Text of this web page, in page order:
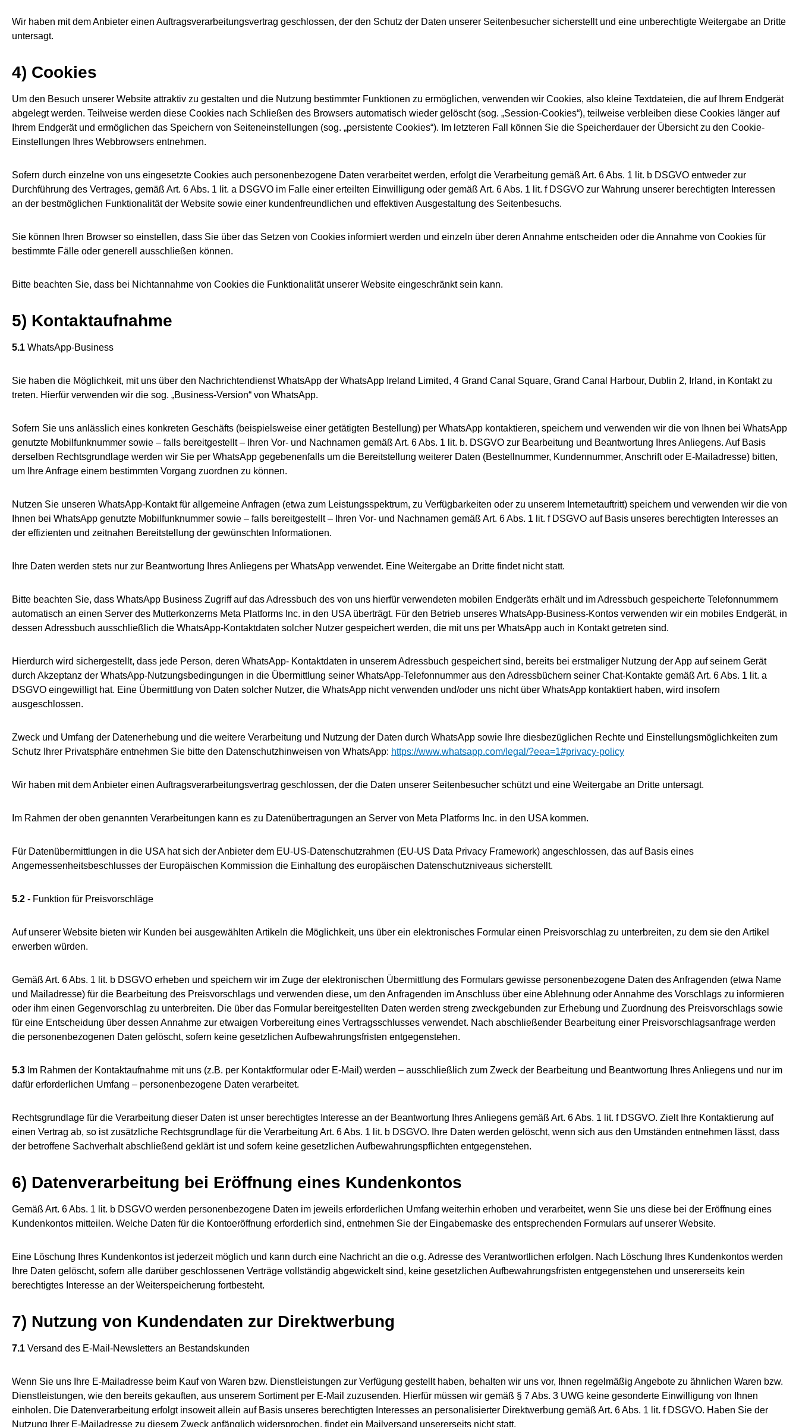
Wir haben mit dem Anbieter einen Auftragsverarbeitungsvertrag geschlossen, der den Schutz der Daten unserer Seitenbesucher sicherstellt und eine unberechtigte Weitergabe an Dritte
untersagt.
4) Cookies
Um den Besuch unserer Website attraktiv zu gestalten und die Nutzung bestimmter Funktionen zu ermöglichen, verwenden wir Cookies, also kleine Textdateien, die auf Ihrem Endgerät
abgelegt werden. Teilweise werden diese Cookies nach Schließen des Browsers automatisch wieder gelöscht (sog. „Session-Cookies“), teilweise verbleiben diese Cookies länger auf
Ihrem Endgerät und ermöglichen das Speichern von Seiteneinstellungen (sog. „persistente Cookies“). Im letzteren Fall können Sie die Speicherdauer der Übersicht zu den Cookie-
Einstellungen Ihres Webbrowsers entnehmen.
Sofern durch einzelne von uns eingesetzte Cookies auch personenbezogene Daten verarbeitet werden, erfolgt die Verarbeitung gemäß Art. 6 Abs. 1 lit. b DSGVO entweder zur
Durchführung des Vertrages, gemäß Art. 6 Abs. 1 lit. a DSGVO im Falle einer erteilten Einwilligung oder gemäß Art. 6 Abs. 1 lit. f DSGVO zur Wahrung unserer berechtigten Interessen
an der bestmöglichen Funktionalität der Website sowie einer kundenfreundlichen und effektiven Ausgestaltung des Seitenbesuchs.
Sie können Ihren Browser so einstellen, dass Sie über das Setzen von Cookies informiert werden und einzeln über deren Annahme entscheiden oder die Annahme von Cookies für
bestimmte Fälle oder generell ausschließen können.
Bitte beachten Sie, dass bei Nichtannahme von Cookies die Funktionalität unserer Website eingeschränkt sein kann.
5) Kontaktaufnahme
5.1 WhatsApp-Business
Sie haben die Möglichkeit, mit uns über den Nachrichtendienst WhatsApp der WhatsApp Ireland Limited, 4 Grand Canal Square, Grand Canal Harbour, Dublin 2, Irland, in Kontakt zu
treten. Hierfür verwenden wir die sog. „Business-Version“ von WhatsApp.
Sofern Sie uns anlässlich eines konkreten Geschäfts (beispielsweise einer getätigten Bestellung) per WhatsApp kontaktieren, speichern und verwenden wir die von Ihnen bei WhatsApp
genutzte Mobilfunknummer sowie – falls bereitgestellt – Ihren Vor- und Nachnamen gemäß Art. 6 Abs. 1 lit. b. DSGVO zur Bearbeitung und Beantwortung Ihres Anliegens. Auf Basis
derselben Rechtsgrundlage werden wir Sie per WhatsApp gegebenenfalls um die Bereitstellung weiterer Daten (Bestellnummer, Kundennummer, Anschrift oder E-Mailadresse) bitten,
um Ihre Anfrage einem bestimmten Vorgang zuordnen zu können.
Nutzen Sie unseren WhatsApp-Kontakt für allgemeine Anfragen (etwa zum Leistungsspektrum, zu Verfügbarkeiten oder zu unserem Internetauftritt) speichern und verwenden wir die von
Ihnen bei WhatsApp genutzte Mobilfunknummer sowie – falls bereitgestellt – Ihren Vor- und Nachnamen gemäß Art. 6 Abs. 1 lit. f DSGVO auf Basis unseres berechtigten Interesses an
der effizienten und zeitnahen Bereitstellung der gewünschten Informationen.
Ihre Daten werden stets nur zur Beantwortung Ihres Anliegens per WhatsApp verwendet. Eine Weitergabe an Dritte findet nicht statt.
Bitte beachten Sie, dass WhatsApp Business Zugriff auf das Adressbuch des von uns hierfür verwendeten mobilen Endgeräts erhält und im Adressbuch gespeicherte Telefonnummern
automatisch an einen Server des Mutterkonzerns Meta Platforms Inc. in den USA überträgt. Für den Betrieb unseres WhatsApp-Business-Kontos verwenden wir ein mobiles Endgerät, in
dessen Adressbuch ausschließlich die WhatsApp-Kontaktdaten solcher Nutzer gespeichert werden, die mit uns per WhatsApp auch in Kontakt getreten sind.
Hierdurch wird sichergestellt, dass jede Person, deren WhatsApp- Kontaktdaten in unserem Adressbuch gespeichert sind, bereits bei erstmaliger Nutzung der App auf seinem Gerät
durch Akzeptanz der WhatsApp-Nutzungsbedingungen in die Übermittlung seiner WhatsApp-Telefonnummer aus den Adressbüchern seiner Chat-Kontakte gemäß Art. 6 Abs. 1 lit. a
DSGVO eingewilligt hat. Eine Übermittlung von Daten solcher Nutzer, die WhatsApp nicht verwenden und/oder uns nicht über WhatsApp kontaktiert haben, wird insofern
ausgeschlossen.
Zweck und Umfang der Datenerhebung und die weitere Verarbeitung und Nutzung der Daten durch WhatsApp sowie Ihre diesbezüglichen Rechte und Einstellungsmöglichkeiten zum
Schutz Ihrer Privatsphäre entnehmen Sie bitte den Datenschutzhinweisen von WhatsApp: https://www.whatsapp.com/legal /?eea=1#privacy-policy
Wir haben mit dem Anbieter einen Auftragsverarbeitungsvertrag geschlossen, der die Daten unserer Seitenbesucher schützt und eine Weitergabe an Dritte untersagt.
Im Rahmen der oben genannten Verarbeitungen kann es zu Datenübertragungen an Server von Meta Platforms Inc. in den USA kommen.
Für Datenübermittlungen in die USA hat sich der Anbieter dem EU-US-Datenschutzrahmen (EU-US Data Privacy Framework) angeschlossen, das auf Basis eines
Angemessenheitsbeschlusses der Europäischen Kommission die Einhaltung des europäischen Datenschutzniveaus sicherstellt.
5.2 - Funktion für Preisvorschläge
Auf unserer Website bieten wir Kunden bei ausgewählten Artikeln die Möglichkeit, uns über ein elektronisches Formular einen Preisvorschlag zu unterbreiten, zu dem sie den Artikel
erwerben würden.
Gemäß Art. 6 Abs. 1 lit. b DSGVO erheben und speichern wir im Zuge der elektronischen Übermittlung des Formulars gewisse personenbezogene Daten des Anfragenden (etwa Name
und Mailadresse) für die Bearbeitung des Preisvorschlags und verwenden diese, um den Anfragenden im Anschluss über eine Ablehnung oder Annahme des Vorschlags zu informieren
oder ihm einen Gegenvorschlag zu unterbreiten. Die über das Formular bereitgestellten Daten werden streng zweckgebunden zur Erhebung und Zuordnung des Preisvorschlags sowie
für eine Entscheidung über dessen Annahme zur etwaigen Vorbereitung eines Vertragsschlusses verwendet. Nach abschließender Bearbeitung einer Preisvorschlagsanfrage werden
die personenbezogenen Daten gelöscht, sofern keine gesetzlichen Aufbewahrungsfristen entgegenstehen.
5.3 Im Rahmen der Kontaktaufnahme mit uns (z.B. per Kontaktformular oder E-Mail) werden – ausschließlich zum Zweck der Bearbeitung und Beantwortung Ihres Anliegens und nur im
dafür erforderlichen Umfang – personenbezogene Daten verarbeitet.
Rechtsgrundlage für die Verarbeitung dieser Daten ist unser berechtigtes Interesse an der Beantwortung Ihres Anliegens gemäß Art. 6 Abs. 1 lit. f DSGVO. Zielt Ihre Kontaktierung auf
einen Vertrag ab, so ist zusätzliche Rechtsgrundlage für die Verarbeitung Art. 6 Abs. 1 lit. b DSGVO. Ihre Daten werden gelöscht, wenn sich aus den Umständen entnehmen lässt, dass
der betroffene Sachverhalt abschließend geklärt ist und sofern keine gesetzlichen Aufbewahrungspflichten entgegenstehen.
6) Datenverarbeitung bei Eröffnung eines Kundenkontos
Gemäß Art. 6 Abs. 1 lit. b DSGVO werden personenbezogene Daten im jeweils erforderlichen Umfang weiterhin erhoben und verarbeitet, wenn Sie uns diese bei der Eröffnung eines
Kundenkontos mitteilen. Welche Daten für die Kontoeröffnung erforderlich sind, entnehmen Sie der Eingabemaske des entsprechenden Formulars auf unserer Website.
Eine Löschung Ihres Kundenkontos ist jederzeit möglich und kann durch eine Nachricht an die o.g. Adresse des Verantwortlichen erfolgen. Nach Löschung Ihres Kundenkontos werden
Ihre Daten gelöscht, sofern alle darüber geschlossenen Verträge vollständig abgewickelt sind, keine gesetzlichen Aufbewahrungsfristen entgegenstehen und unsererseits kein
berechtigtes Interesse an der Weiterspeicherung fortbesteht.
7) Nutzung von Kundendaten zur Direktwerbung
7.1 Versand des E-Mail-Newsletters an Bestandskunden
Wenn Sie uns Ihre E-Mailadresse beim Kauf von Waren bzw. Dienstleistungen zur Verfügung gestellt haben, behalten wir uns vor, Ihnen regelmäßig Angebote zu ähnlichen Waren bzw.
Dienstleistungen, wie den bereits gekauften, aus unserem Sortiment per E-Mail zuzusenden. Hierfür müssen wir gemäß § 7 Abs. 3 UWG keine gesonderte Einwilligung von Ihnen
einholen. Die Datenverarbeitung erfolgt insoweit allein auf Basis unseres berechtigten Interesses an personalisierter Direktwerbung gemäß Art. 6 Abs. 1 lit. f DSGVO. Haben Sie der
Nutzung Ihrer E-Mailadresse zu diesem Zweck anfänglich widersprochen, findet ein Mailversand unsererseits nicht statt.